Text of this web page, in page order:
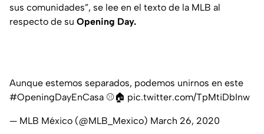
sus comunidades”, se lee en el texto de la MLB al
respecto de su Opening Day.
Aunque estemos separados, podemos unirnos en este
#OpeningDayEnCasa ⚾🏠 pic.twitter.com/TpMtiDbInw
— MLB México (@MLB_Mexico) March 26, 2020